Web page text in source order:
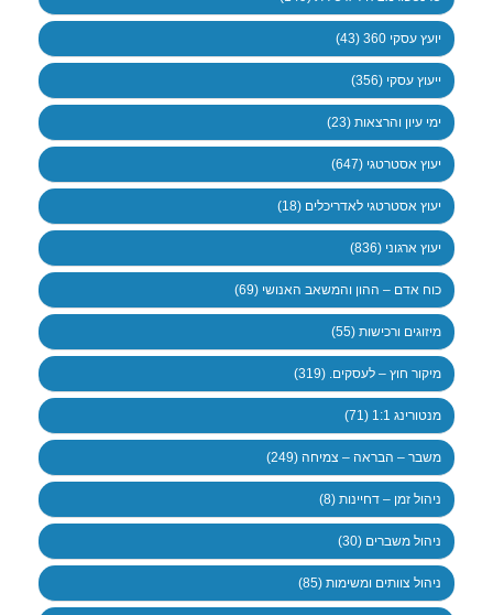
יועץ עסקי 360 (43)
ייעוץ עסקי (356)
ימי עיון והרצאות (23)
יעוץ אסטרטגי (647)
יעוץ אסטרטגי לאדריכלים (18)
יעוץ ארגוני (836)
כוח אדם – ההון והמשאב האנושי (69)
מיזוגים ורכישות (55)
מיקור חוץ – לעסקים. (319)
מנטורינג 1:1 (71)
משבר – הבראה – צמיחה (249)
ניהול זמן – דחיינות (8)
ניהול משברים (30)
ניהול צוותים ומשימות (85)